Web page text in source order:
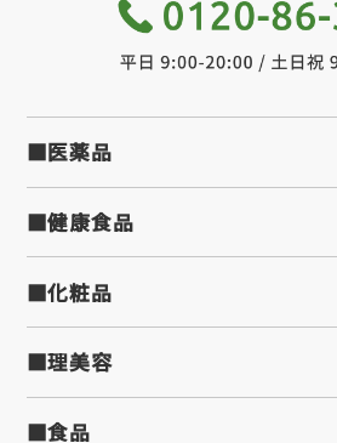
■医薬品
■健康食品
■化粧品
■理美容
■食品